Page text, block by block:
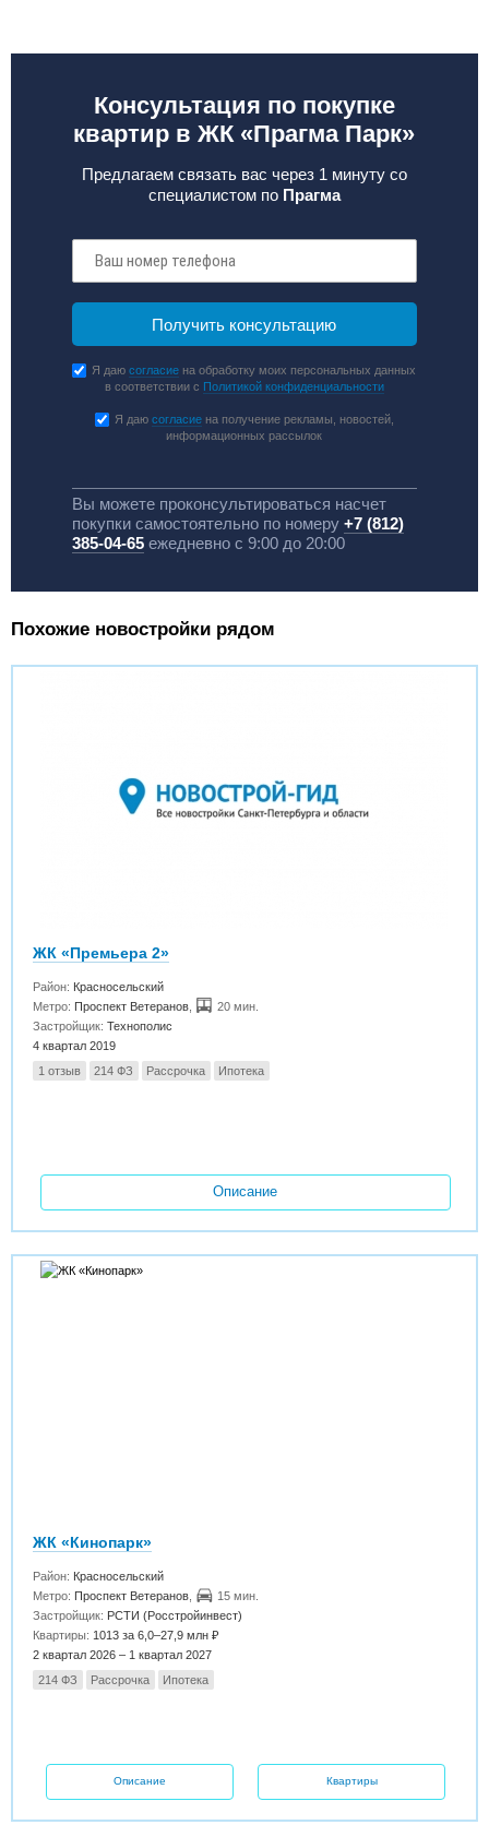
Консультация по покупке
квартир в ЖК «Прагма Парк»
Предлагаем связать вас через 1 минуту со
специалистом по Прагма
Я даюсогласие на обработку моих персональных данных
в соответствии с Политикой конфиденциальности
Я даю согласиена получение рекламы, новостей,
информационных рассылок
Вы можете проконсультироваться насчет
покупки самостоятельно по номеру +7 (812)
385-04-65ежедневно с 9:00 до 20:00
Похожие новостройки рядом
ЖК «Премьера 2»
Район: Красносельский
Метро: Проспект Ветеранов
20 мин.
Застройщик:Технополис
4 квартал 2019
1 отзыв
214 ФЗ Рассрочка Ипотека
Описание
ЖК «Кинопарк»
Район: Красносельский
Метро: Проспект Ветеранов
15 мин.
Застройщик: РСТИ (Росстройинвест)
Квартиры: 1013 за 6,0–27,9 млн ₽
2 квартал 2026 – 1 квартал 2027
214 ФЗ
Рассрочка Ипотека
Описание Квартиры